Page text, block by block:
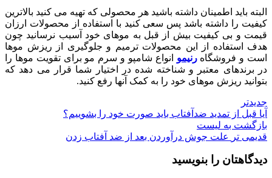
البته باید اطمینان داشته باشید هر محصولی که تهیه می کنید بالاترین
کیفیت را داشته باشد پس سعی کنید با استفاده از محصولات ارزان
قیمت و بی کیفیت بیش از قبل به موهای خود آسیب نرسانید چون
هدف استفاده از این محصولات ترمیم و جلوگیری از ریزش موها
است و فروشگاهرنیمو انواع شامپو و سرم مو برای تقویت موها را
در برندهای معتبر و شناخته شده در اختیار شما قرار می دهد که
بتوانید ریزش موهای خود را به کمک آنها رفع کنید.
جدیدتر
آیا قبل از تمدید ضدآفتاب باید صورت خود را بشوییم؟
بازگشت به لیست
قدیمی تر
علت جوش درآوردن بعد از ضد آفتاب زدن
دیدگاهتان را بنویسید